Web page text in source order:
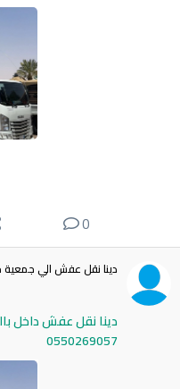
0
دينا نقل عفش الي جمعية
دينا نقل عفش داخل
0550269057